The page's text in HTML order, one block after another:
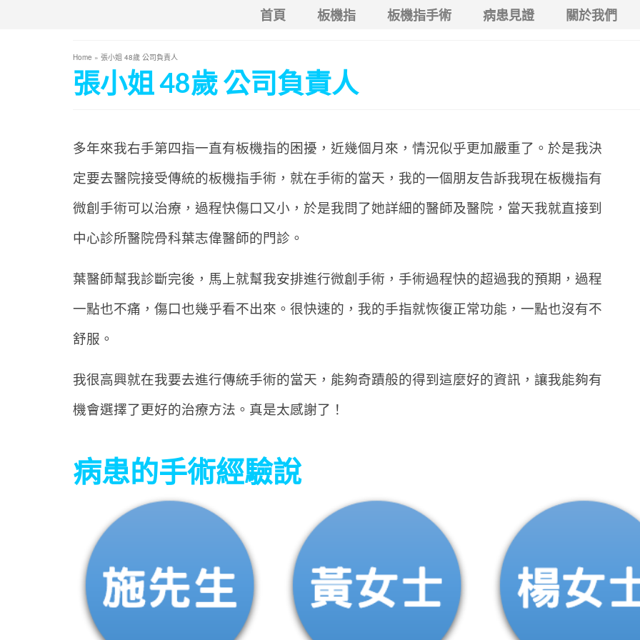
首頁 板機指 板機指手術 病患見證 關於我們
Home » 張小姐 48歲 公司負責人
張小姐 48歲 公司負責人
多年來我右手第四指一直有板機指的困擾，近幾個月來，情況似乎更加嚴重了。於是我決
定要去醫院接受傳統的板機指手術，就在手術的當天，我的一個朋友告訴我現在板機指有
微創手術可以治療，過程快傷口又小，於是我問了她詳細的醫師及醫院，當天我就直接到
中心診所醫院骨科葉志偉醫師的門診。
葉醫師幫我診斷完後，馬上就幫我安排進行微創手術，手術過程快的超過我的預期，過程
一點也不痛，傷口也幾乎看不出來。很快速的，我的手指就恢復正常功能，一點也沒有不
舒服。
我很高興就在我要去進行傳統手術的當天，能夠奇蹟般的得到這麼好的資訊，讓我能夠有
機會選擇了更好的治療方法。真是太感謝了！
病患的手術經驗說